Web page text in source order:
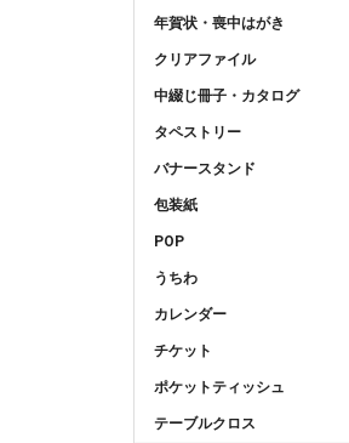
年賀状・喪中はがき
クリアファイル
中綴じ冊子・カタログ
タペストリー
バナースタンド
包装紙
POP
うちわ
カレンダー
チケット
ポケットティッシュ
テーブルクロス